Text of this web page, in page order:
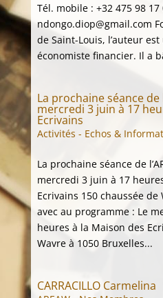
Tél. mobile : +32 475 98
ndongo.diop@gmail.com
de Saint-Louis, l’auteur
économiste financier. Il a
La prochaine séance de
mercredi 3 juin à 17
Ecrivains
Activités - Echos &
La prochaine séance de
mercredi 3 juin à 17
Ecrivains 150 chaussée de
avec au programme : Le
heures à la Maison des
Wavre à 1050 Bruxelles...
CARRACILLO Carmelina